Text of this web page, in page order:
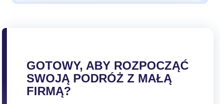
GOTOWY, ABY ROZPOCZĄĆ
SWOJĄ PODRÓŻ Z MAŁĄ
FIRMĄ?